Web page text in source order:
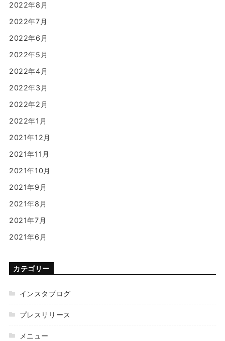
2022年8月
2022年7月
2022年6月
2022年5月
2022年4月
2022年3月
2022年2月
2022年1月
2021年12月
2021年11月
2021年10月
2021年9月
2021年8月
2021年7月
2021年6月
カテゴリー
インスタブログ
プレスリリース
メニュー